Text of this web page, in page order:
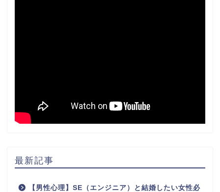
最新記事
【男性心理】SE（エンジニア）と結婚したい女性必